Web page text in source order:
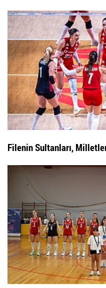
Filenin Sultanları,